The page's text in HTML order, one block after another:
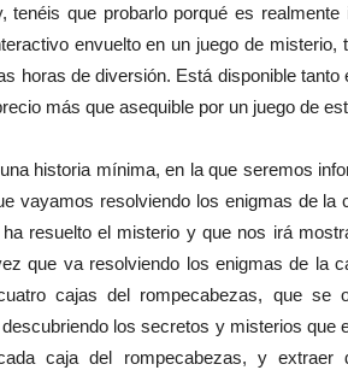
tenéis que probarlo porqué es
envuelto en un juego de
horas de diversión. Está disponible tanto
más que asequible por un juego de
historia mínima, en la que seremos
vayamos resolviendo los enigmas de
resuelto el misterio y que nos irá
que va resolviendo los enigmas de la
cajas del rompecabezas, que se
los secretos y misterios que
caja del rompecabezas, y